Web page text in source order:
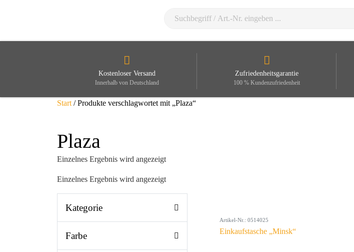
Kostenloser Versand
Innerhalb von Deutschland
Zufriedenheitsgarantie
100 % Kundenzufriedenheit
Start / Produkte verschlagwortet mit „Plaza“
Plaza
Einzelnes Ergebnis wird angezeigt
Einzelnes Ergebnis wird angezeigt
Kategorie
Farbe
Artikel-Nr.: 0514025
Einkaufstasche „Minsk“